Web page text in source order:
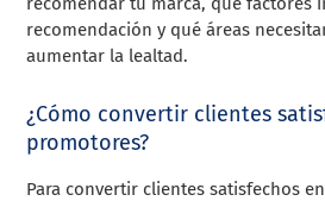
recomendación y qué áreas
aumentar la lealtad.
¿Cómo convertir clientes
promotores?
Para convertir clientes satisfechos